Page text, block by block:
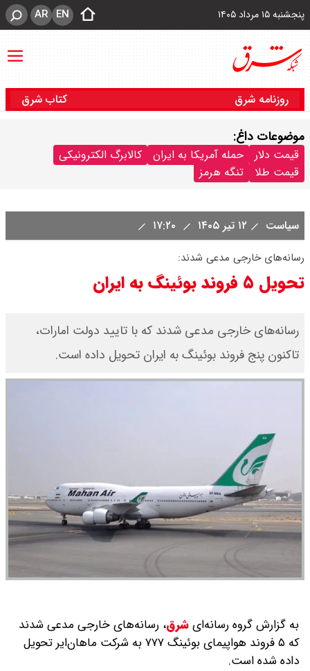
پنجشنبه ۱۵ مرداد ۱۴۰۵ EN
AR
روزنامه شرق کتاب شرق
موضوعات داغ:
قیمت دلار حمله آمریکا به ایران
کالابرگ الکترونیکی
قیمت طلا
تنگه هرمز
سیاست ۱۲ تیر ۱۴۰۵
رسانه‌های خارجی مدعی شدند:
تحویل ۵ فروند بوئینگ به ایران
رسانه‌های خارجی مدعی شدند که با تایید دولت امارات،
تاکنون پنج فروند بوئینگ به ایران تحویل داده است.
به گزارش گروه رسانه‌ایشرق، رسانه‌های خارجی مدعی شدند
که ۵ فروند هواپیمای بوئینگ ۷۷۷ به شرکت ماهان‌ایر تحویل
داده شده است.